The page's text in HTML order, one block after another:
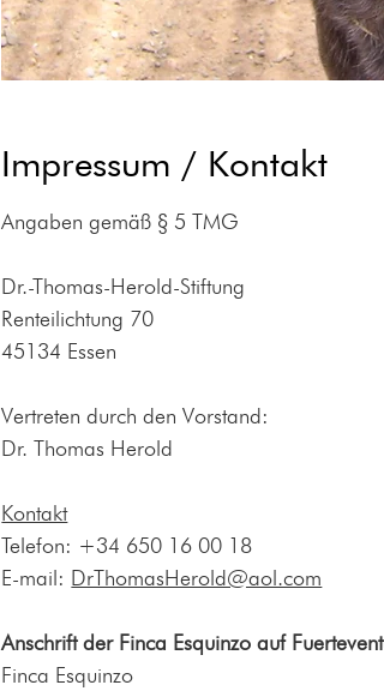
Impressum / Kontakt
Angaben gemäß § 5 TMG
Dr.-Thomas-Herold-Stiftung
Renteilichtung 70
45134 Essen
Vertreten durch den Vorstand:
Dr. Thomas Herold
Kontakt
Telefon: +34 650 16 00 18
E-mail: DrThomasHerold@aol.com
Anschrift der Finca Esquinzo auf
Finca Esquinzo